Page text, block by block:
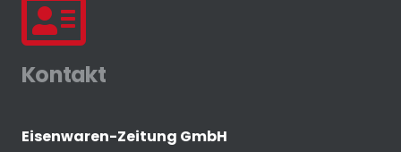
Kontakt
Eisenwaren-Zeitung GmbH